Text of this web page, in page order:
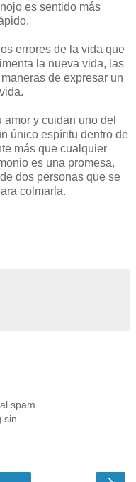
es sentido más
errores de la vida que
la nueva vida, las
de expresar un
y cuidan uno del
único espíritu dentro de
más que cualquier
es una promesa,
dos personas que se
colmarla.
spam.
sin